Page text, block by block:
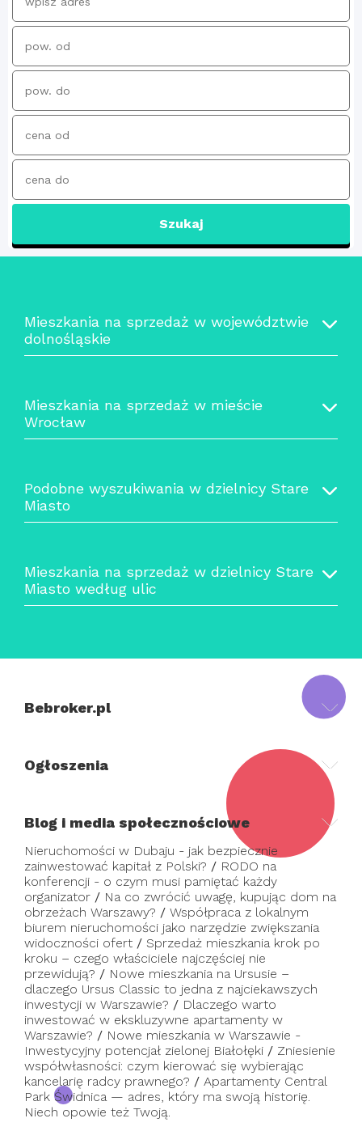
Szukaj
Mieszkania na sprzedaż w województwie
dolnośląskie
Mieszkania na sprzedaż w mieście
Wrocław
Podobne wyszukiwania w dzielnicy Stare
Miasto
Mieszkania na sprzedaż w dzielnicy Stare
Miasto według ulic
Bebroker.pl
Ogłoszenia
Blog i media społecznościowe
Nieruchomości w Dubaju - jak bezpiecznie
zainwestować kapitał z Polski? / RODO na
konferencji - o czym musi pamiętać każdy
organizator / Na co zwrócić uwagę, kupując dom na
obrzeżach Warszawy? / Współpraca z lokalnym
biurem nieruchomości jako narzędzie zwiększania
widoczności ofert / Sprzedaż mieszkania krok po
kroku – czego właściciele najczęściej nie
przewidują? / Nowe mieszkania na Ursusie –
dlaczego Ursus Classic to jedna z najciekawszych
inwestycji w Warszawie? / Dlaczego warto
inwestować w ekskluzywne apartamenty w
Warszawie? / Nowe mieszkania w Warszawie -
Inwestycyjny potencjał zielonej Białołęki / Zniesienie
współwłasności: czym kierować się wybierając
kancelarię radcy prawnego? / Apartamenty Central
Park Świdnica — adres, który ma swoją historię.
Niech opowie też Twoją.